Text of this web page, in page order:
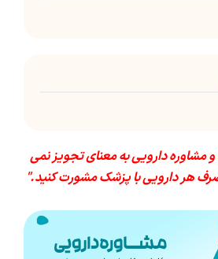
مشاوره دارویی به معنای تجویز نمی
هر دارویی با پزشک مشورت کنید."